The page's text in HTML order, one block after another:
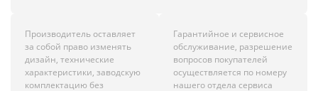
Производитель оставляет
за собой право изменять
дизайн, технические
характеристики, заводскую
комплектацию без
Гарантийное и сервисное
обслуживание, разрешение
вопросов покупателей
осуществляется по номеру
нашего отдела сервиса